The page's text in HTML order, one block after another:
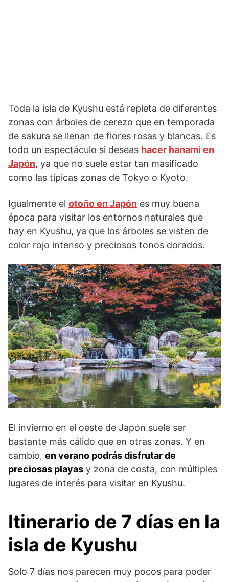
Toda la isla de Kyushu está repleta de diferentes
zonas con árboles de cerezo que en temporada
de sakura se llenan de flores rosas y blancas. Es
todo un espectáculo si deseas hacer hanami en
Japón, ya que no suele estar tan masificado
como las típicas zonas de Tokyo o Kyoto.
Igualmente el otoño en Japón es muy buena
época para visitar los entornos naturales que
hay en Kyushu, ya que los árboles se visten de
color rojo intenso y preciosos tonos dorados.
El invierno en el oeste de Japón suele ser
bastante más cálido que en otras zonas. Y en
cambio, en verano podrás disfrutar de
preciosas playas y zona de costa, con múltiples
lugares de interés para visitar en Kyushu.
Itinerario de 7 días en la
isla de Kyushu
Solo 7 días nos parecen muy pocos para poder